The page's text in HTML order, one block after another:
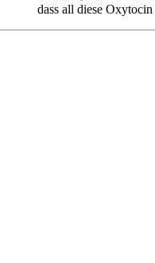
dass all diese